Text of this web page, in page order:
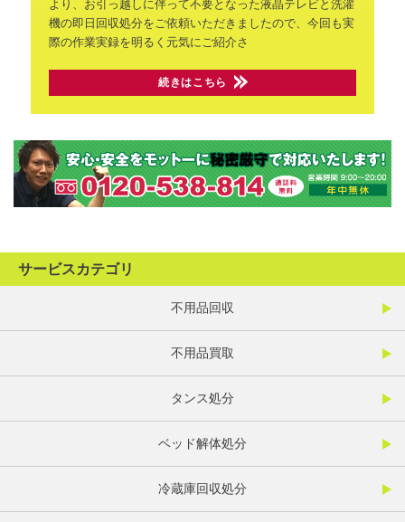
より、お引っ越しに伴って不要となった液晶テレビと洗濯
機の即日回収処分をご依頼いただきましたので、今回も実
際の作業実録を明るく元気にご紹介さ
続きはこちら
サービスカテゴリ
不用品回収
不用品買取
タンス処分
ベッド解体処分
冷蔵庫回収処分